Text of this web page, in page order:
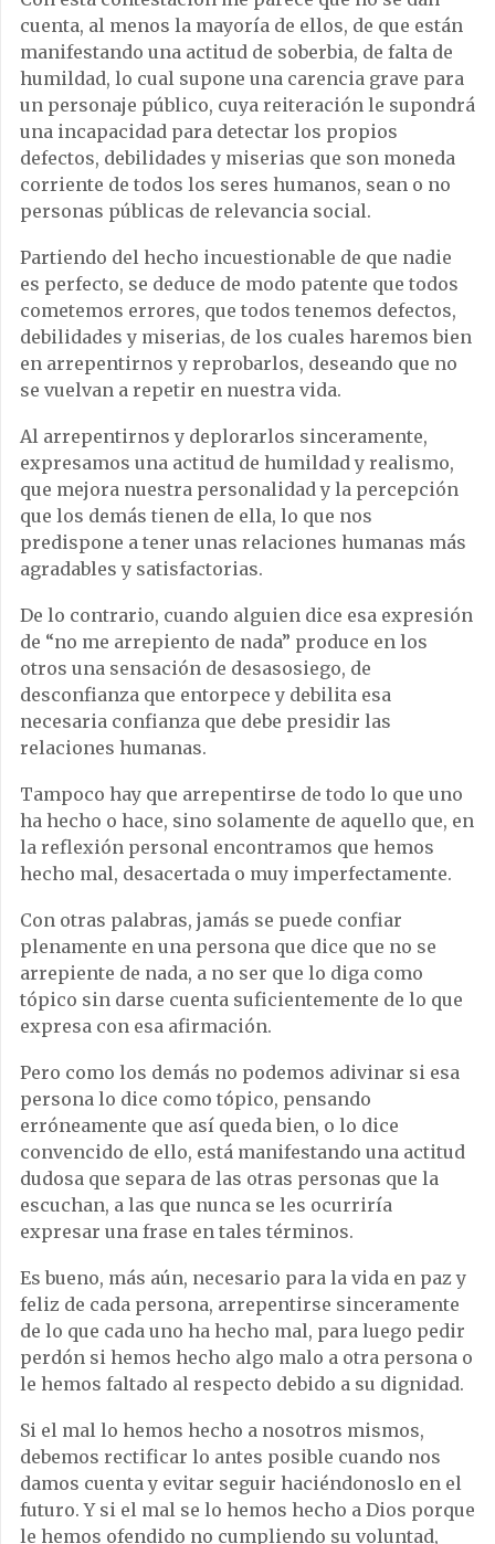
cuenta, al menos la mayoría de ellos, de que están
manifestando una actitud de soberbia, de falta de
humildad, lo cual supone una carencia grave para
un personaje público, cuya reiteración le supondrá
una incapacidad para detectar los propios
defectos, debilidades y miserias que son moneda
corriente de todos los seres humanos, sean o no
personas públicas de relevancia social.
Partiendo del hecho incuestionable de que nadie
es perfecto, se deduce de modo patente que todos
cometemos errores, que todos tenemos defectos,
debilidades y miserias, de los cuales haremos bien
en arrepentirnos y reprobarlos, deseando que no
se vuelvan a repetir en nuestra vida.
Al arrepentirnos y deplorarlos sinceramente,
expresamos una actitud de humildad y realismo,
que mejora nuestra personalidad y la percepción
que los demás tienen de ella, lo que nos
predispone a tener unas relaciones humanas más
agradables y satisfactorias.
De lo contrario, cuando alguien dice esa expresión
de “no me arrepiento de nada” produce en los
otros una sensación de desasosiego, de
desconfianza que entorpece y debilita esa
necesaria confianza que debe presidir las
relaciones humanas.
Tampoco hay que arrepentirse de todo lo que uno
ha hecho o hace, sino solamente de aquello que, en
la reflexión personal encontramos que hemos
hecho mal, desacertada o muy imperfectamente.
Con otras palabras, jamás se puede confiar
plenamente en una persona que dice que no se
arrepiente de nada, a no ser que lo diga como
tópico sin darse cuenta suficientemente de lo que
expresa con esa afirmación.
Pero como los demás no podemos adivinar si esa
persona lo dice como tópico, pensando
erróneamente que así queda bien, o lo dice
convencido de ello, está manifestando una actitud
dudosa que separa de las otras personas que la
escuchan, a las que nunca se les ocurriría
expresar una frase en tales términos.
Es bueno, más aún, necesario para la vida en paz y
feliz de cada persona, arrepentirse sinceramente
de lo que cada uno ha hecho mal, para luego pedir
perdón si hemos hecho algo malo a otra persona o
le hemos faltado al respecto debido a su dignidad.
Si el mal lo hemos hecho a nosotros mismos,
debemos rectificar lo antes posible cuando nos
damos cuenta y evitar seguir haciéndonoslo en el
futuro. Y si el mal se lo hemos hecho a Dios porque
le hemos ofendido no cumpliendo su voluntad,